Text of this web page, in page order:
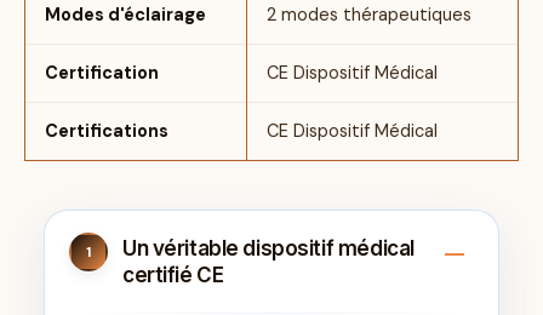
Modes d'éclairage 2 modes thérapeutiques
Certification CE Dispositif Médical
Certifications CE Dispositif Médical
1
Un véritable dispositif médical
certifié CE